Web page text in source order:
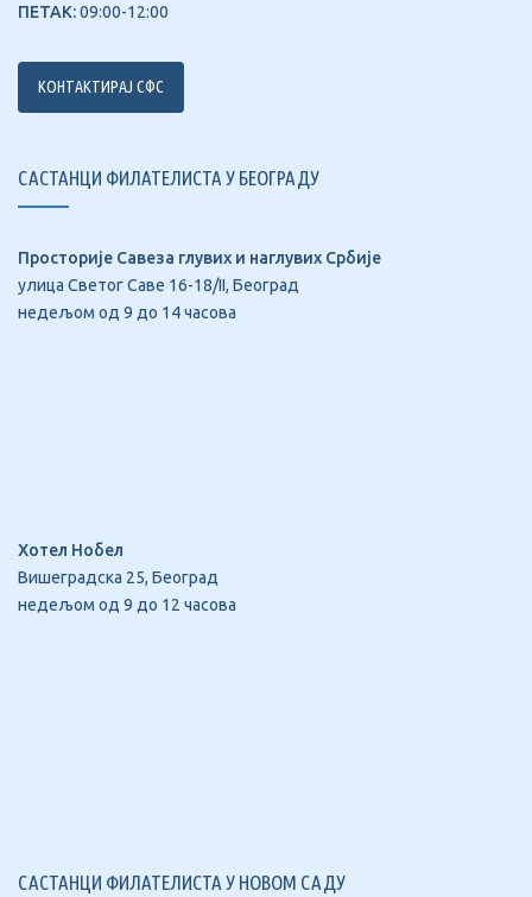
ПЕТАК:09:00-12:00
КОНТАКТИРАЈ СФС
САСТАНЦИ ФИЛАТЕЛИСТА У БЕОГРАДУ
Просторије Савеза глувих и наглувих Србије
улица Светог Саве 16-18/II, Београд
недељом од 9 до 14 часова
Хотел Нобел
Вишеградска 25, Београд
недељом од 9 до 12 часова
САСТАНЦИ ФИЛАТЕЛИСТА У НОВОМ САДУ